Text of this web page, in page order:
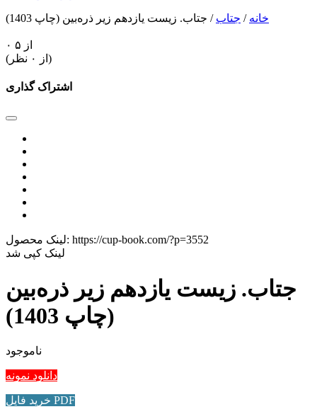
خانه / جتاب / جتاب. زيست يازدهم زیر ذره‌بین (چاپ 1403)
۰ از ۵
(از ۰ نظر)
اشتراک گذاری
لینک محصول: https://cup-book.com/?p=3552
لینک کپی شد
جتاب. زيست يازدهم زیر ذره‌بین
(چاپ 1403)
ناموجود
دانلود نمونه
خريد فايل PDF